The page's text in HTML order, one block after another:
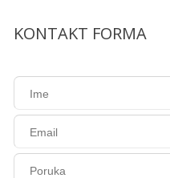
KONTAKT FORMA